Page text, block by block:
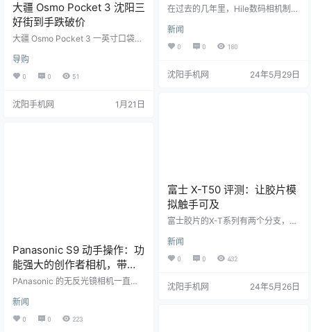
大疆 Osmo Pocket 3 沈阳三
好街到手跌破价
大疆 Osmo Pocket 3 一英寸口袋云
标准套餐，下单 1 件，实付低至 25
50 元，原价 2799 元，到手价2550
元。 这款相机延续了 Pocket 系列
英寸 OLED 触摸彩屏，旋转即可快
导购
0 0 51
沈阳手机网 1月21日
在过去的几年里，Hile数码相机制造
紧凑型相机似乎正在回归。我们已
经看到最近发布的固定镜头，如富
士X100VI和理光GR III HDF，在发
态，因此显然需要适合口袋的高品
新闻
0 0 180
沈阳手机网 24年5月29日
富士 X-T50 评测：让胶片模
拟触手可及
富士胶片的X-T系列有两个分支，富
入门级型号。因此，您会认为已经
非常出色的富士X-T30 II的继任者也
将是一款入门级相机，尽管有所改
状，新的X-T50现在更符合先进的
新闻
0 0 432
沈阳手机网 24年5月26日
Panasonic S9 动手操作：功
能强大的创作者相机，带有
获得专利的 LUT 模拟按钮
PAnasonic 的无反光镜相机一直受
为止，该公司尚未直接解决一个关
键细分市场：影响者。今天，它终
于加入了S9，这是一款小巧时尚的
新闻
0 0 223